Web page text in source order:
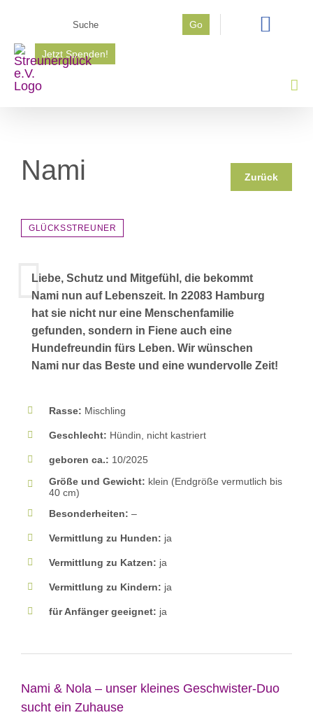
springen
Go
Jetzt Spenden!
Nami Zurück
GLÜCKSSTREUNER
Liebe, Schutz und Mitgefühl, die bekommt
Nami nun auf Lebenszeit. In 22083 Hamburg
hat sie nicht nur eine Menschenfamilie
gefunden, sondern in Fiene auch eine
Hundefreundin fürs Leben. Wir wünschen
Nami nur das Beste und eine wundervolle Zeit!
Rasse: Mischling
Geschlecht: Hündin, nicht kastriert
geboren ca.: 10/2025
Größe und Gewicht: klein (Endgröße vermutlich bis
40 cm)
Besonderheiten: –
Vermittlung zu Hunden: ja
Vermittlung zu Katzen: ja
Vermittlung zu Kindern: ja
für Anfänger geeignet: ja
Nami & Nola – unser kleines Geschwister-Duo
sucht ein Zuhause